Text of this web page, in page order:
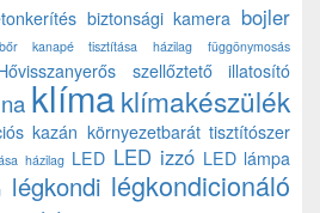
biztonsági kamera bojler
bőr kanapé tisztítása házilag
függönymosás
szellőztető
illatosító
klímaklímakészülék
kazán környezetbarát tisztítószer
házilag LED LED izzó LED lámpa
légkondi légkondicionáló